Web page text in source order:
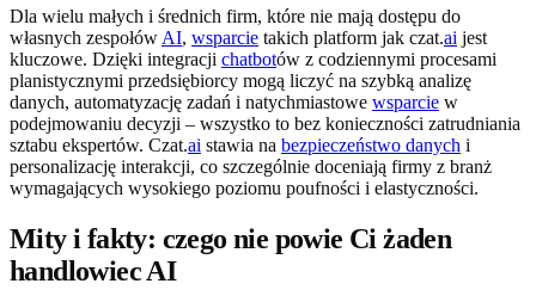
Dla wielu małych i średnich firm, które nie mają dostępu do
własnych zespołów AI, wsparcie takich platform jak czat.ai jest
kluczowe. Dzięki integracji chatbotów z codziennymi procesami
planistycznymi przedsiębiorcy mogą liczyć na szybką analizę
danych, automatyzację zadań i natychmiastowe wsparcie w
podejmowaniu decyzji – wszystko to bez konieczności zatrudniania
sztabu ekspertów. Czat.ai stawia na bezpieczeństwo danych i
personalizację interakcji, co szczególnie doceniają firmy z branż
wymagających wysokiego poziomu poufności i elastyczności.
Mity i fakty: czego nie powie Ci żaden
handlowiec AI